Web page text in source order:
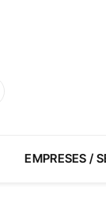
EMPRESES /